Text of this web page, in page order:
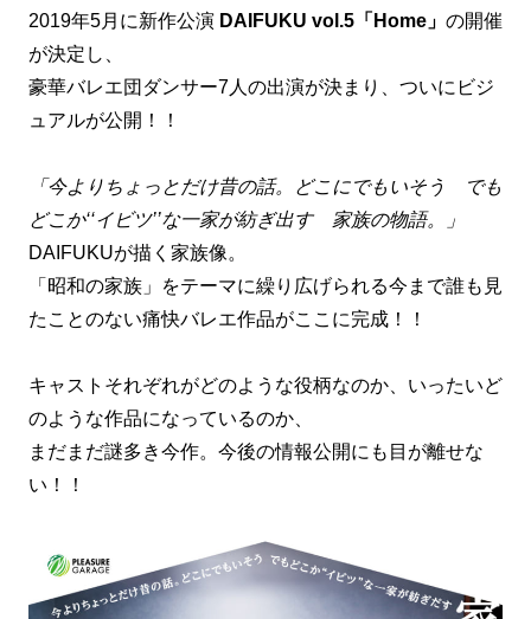
2019年5月に新作公演 DAIFUKU vol.5「Home」 の開催
が決定し、
豪華バレエ団ダンサー7人の出演が決まり、ついにビジ
ュアルが公開！！
「今よりちょっとだけ昔の話。どこにでもいそう でも
どこか‘‘イビツ’’な一家が紡ぎ出す 家族の物語。」
DAIFUKUが描く家族像。
「昭和の家族」をテーマに繰り広げられる今まで誰も見
たことのない痛快バレエ作品がここに完成！！
キャストそれぞれがどのような役柄なのか、いったいど
のような作品になっているのか、
まだまだ謎多き今作。今後の情報公開にも目が離せな
い！！